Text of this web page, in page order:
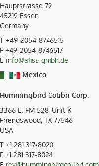
Hauptstrasse 79
45219 Essen
Germany
T +49-2054-8746515
F +49-2054-8746517
E info@afiss-gmbh.de
Mexico
Hummingbird Colibri Corp.
3366 E. FM 528, Unit K
Friendswood, TX 77546
USA
T +1 281 317-8020
F +1 281 317-8024